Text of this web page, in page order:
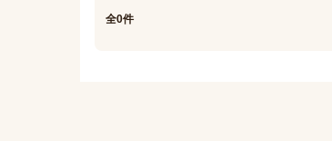
全0件